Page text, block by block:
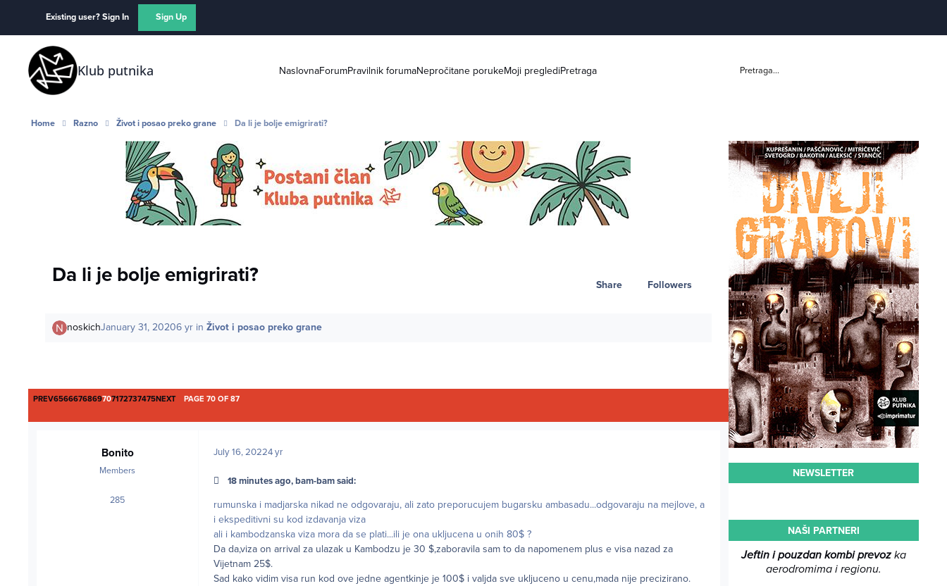
Existing user? Sign In Sign Up
Klub putnika NaslovnaForumPravilnik forumaNepročitane porukeMoji preglediPretraga Pretraga...
Home Razno Život i posao preko grane Da li je bolje emigrirati?
Da li je bolje emigrirati? Share Followers
noskichJanuary 31, 20206 yrin Život i posao preko grane
FIRST PAGE
PREV6566676869707172737475NEXTLAST PAGE
PAGE 70 OF 87
Bonito
Members
285posts
July 16, 20224 yr
18 minutes ago, bam-bam said:
rumunska i madjarska nikad ne odgovaraju, ali zato preporucujem bugarsku ambasadu...odgovaraju na mejlove, a
i ekspeditivni su kod izdavanja viza
ali i kambodzanska viza mora da se plati...ili je ona ukljucena u onih 80$ ?
Da da,viza on arrival za ulazak u Kambodzu je 30 $,zaboravila sam to da napomenem plus e visa nazad za
Vijetnam 25$.
Sad kako vidim visa run kod ove jedne agentkinje je 100$ i valjda sve ukljuceno u cenu,mada nije precizirano.
NEWSLETTER
NAŠI PARTNERI
Jeftin i pouzdan kombi prevozka
aerodromima i regionu.